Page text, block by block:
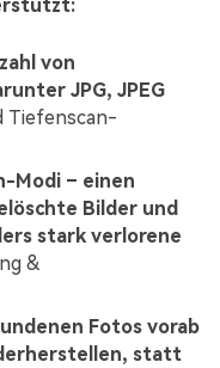
von
JPG, JPEG
Tiefenscan-
Modi – einen
Bilder und
stark verlorene
&
Fotos vorab
statt